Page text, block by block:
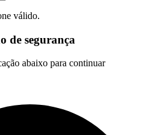
válido.
de segurança
abaixo para continuar